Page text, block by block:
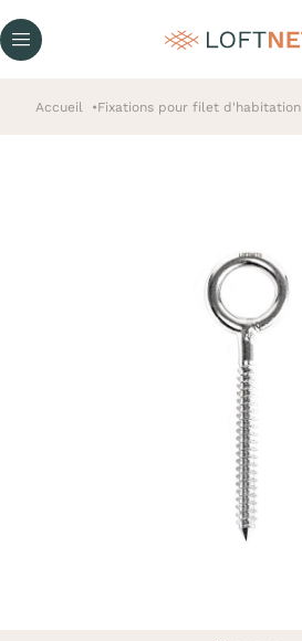
Accueil Fixations pour filet d'habitation